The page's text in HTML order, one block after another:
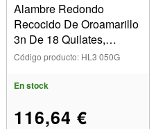
Alambre Redondo
Recocido De Oroamarillo
3n De 18 Quilates,
0,50 mm
Código producto: HL3 050G
En stock
116,64 €